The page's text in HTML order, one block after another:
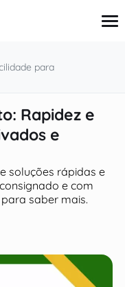
para
Rapidez e
e
soluções rápidas e
e com
saber mais.